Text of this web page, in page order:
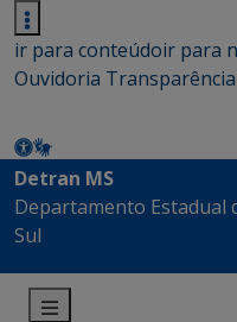
ir para conteúdoir para
Ouvidoria Transparência
Detran MS
Departamento Estadual
Sul